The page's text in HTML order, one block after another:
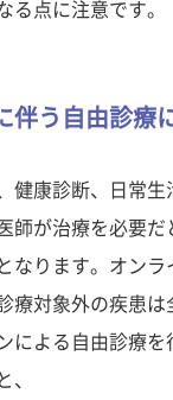
る点に注意です。
伴う自由診療
健康診断、日常生
師が治療を必要だ
なります。オンラ
療対象外の疾患は
による自由診療を
、